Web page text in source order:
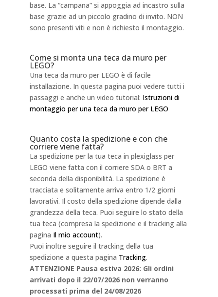
base. La “campana” si appoggia ad incastro sulla
base grazie ad un piccolo gradino di invito. NON
sono presenti viti e non è richiesto il montaggio.
Come si monta una teca da muro per
LEGO?
Una teca da muro per LEGO è di facile
installazione. In questa pagina puoi vedere tutti i
passaggi e anche un video tutorial: Istruzioni di
montaggio per una teca da muro per LEGO
Quanto costa la spedizione e con che
corriere viene fatta?
La spedizione per la tua teca in plexiglass per
LEGO viene fatta con il corriere SDA o BRT a
seconda della disponibilità. La spedizione è
tracciata e solitamente arriva entro 1/2 giorni
lavorativi. Il costo della spedizione dipende dalla
grandezza della teca. Puoi seguire lo stato della
tua teca (compresa la spedizione e il tracking alla
pagina Il mio account).
Puoi inoltre seguire il tracking della tua
spedizione a questa pagina Tracking.
ATTENZIONE Pausa estiva 2026: Gli ordini
arrivati dopo il 22/07/2026 non verranno
processati prima del 24/08/2026